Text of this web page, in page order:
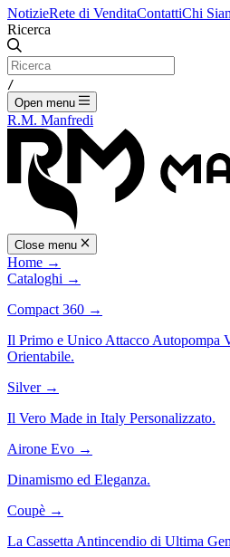
NotizieRete di VenditaContattiChi
Ricerca
/
Open menu
R.M. Manfredi
Close menu
Home →
Cataloghi →
Compact 360 →
Il Primo e Unico Attacco Autopompa
Orientabile.
Silver →
Il Vero Made in Italy Personalizzato.
Airone Evo →
Dinamismo ed Eleganza.
Coupè →
La Cassetta Antincendio di Ultima